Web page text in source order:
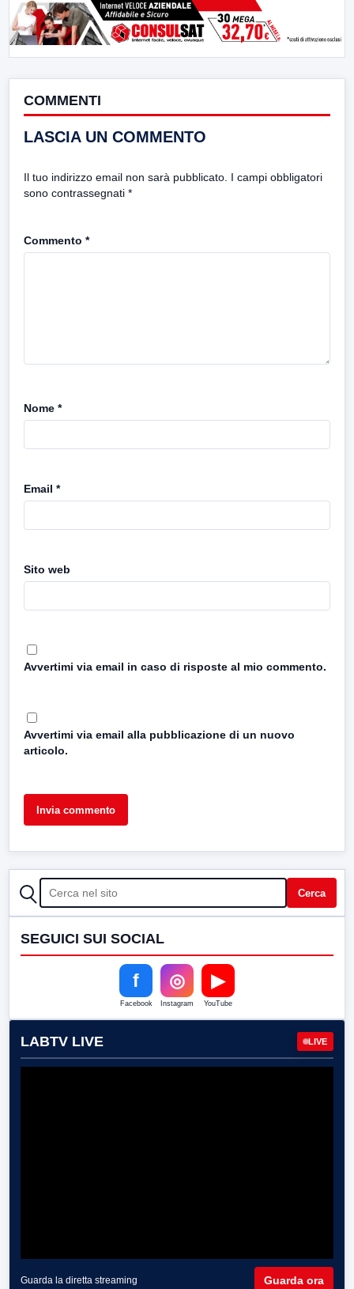
COMMENTI
LASCIA UN COMMENTO
Il tuo indirizzo email non sarà pubblicato. I campi obbligatori
sono contrassegnati *
Commento *
Nome *
Email *
Sito web
Avvertimi via email in caso di risposte al mio commento.
Avvertimi via email alla pubblicazione di un nuovo
articolo.
CERCA Cerca
SEGUICI SUI SOCIAL
f
Facebook
◎
Instagram
▶
YouTube
LABTV LIVE LIVE
Guarda la diretta streaming Guarda ora